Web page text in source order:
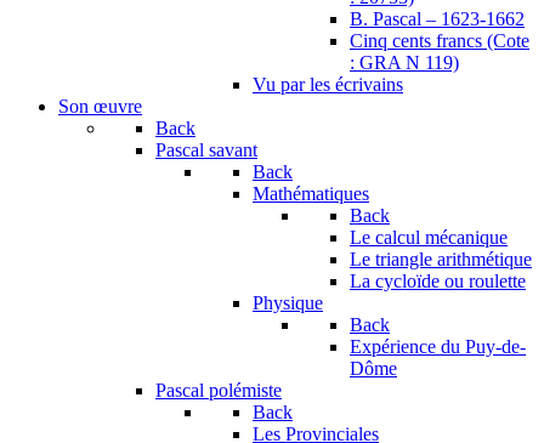
B. Pascal – 1623-1662
Cinq cents francs (Cote
: GRA N 119)
Vu par les écrivains
Son œuvre
Back
Pascal savant
Back
Mathématiques
Back
Le calcul mécanique
Le triangle arithmétique
La cycloïde ou roulette
Physique
Back
Expérience du Puy-de-
Dôme
Pascal polémiste
Back
Les Provinciales